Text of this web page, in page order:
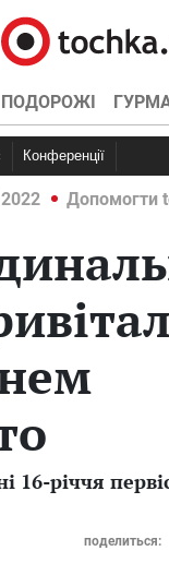
ПОДОРОЖІ
Конференції
2022 Допомогти
16-річчя
поделиться: